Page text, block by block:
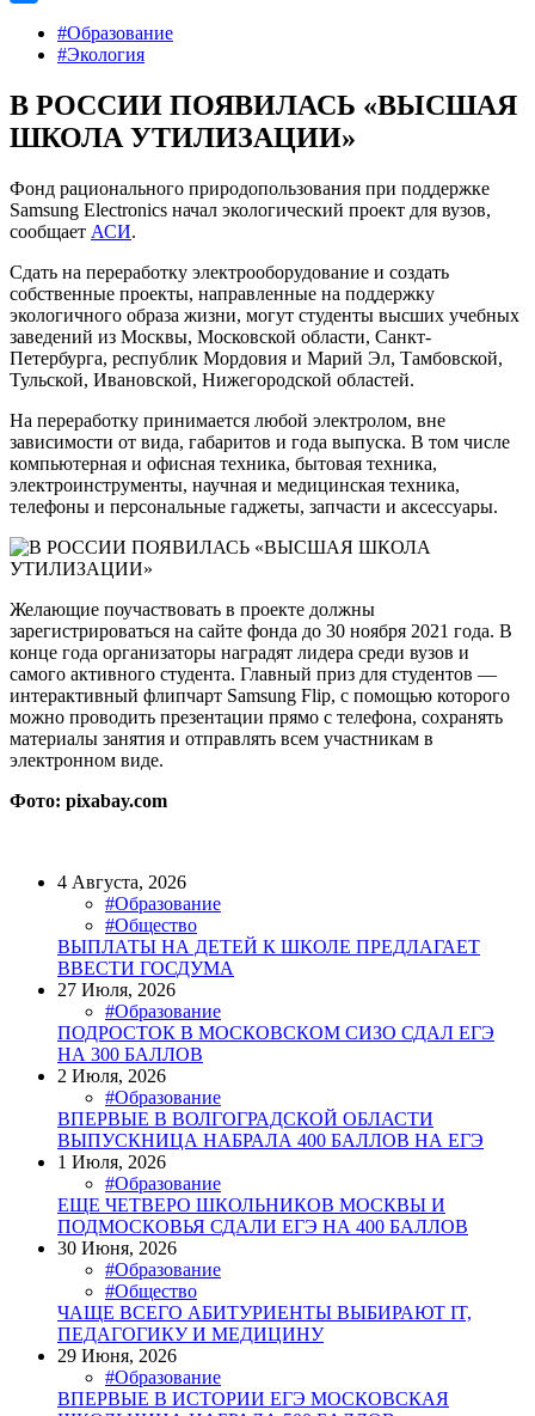
#Образование
#Экология
В РОССИИ ПОЯВИЛАСЬ «ВЫСШАЯ
ШКОЛА УТИЛИЗАЦИИ»
Фонд рационального природопользования при поддержке
Samsung Electronics начал экологический проект для вузов,
сообщает АСИ.
Сдать на переработку электрооборудование и создать
собственные проекты, направленные на поддержку
экологичного образа жизни, могут студенты высших учебных
заведений из Москвы, Московской области, Санкт-
Петербурга, республик Мордовия и Марий Эл, Тамбовской,
Тульской, Ивановской, Нижегородской областей.
На переработку принимается любой электролом, вне
зависимости от вида, габаритов и года выпуска. В том числе
компьютерная и офисная техника, бытовая техника,
электроинструменты, научная и медицинская техника,
телефоны и персональные гаджеты, запчасти и аксессуары.
Желающие поучаствовать в проекте должны
зарегистрироваться на сайте фонда до 30 ноября 2021 года. В
конце года организаторы наградят лидера среди вузов и
самого активного студента. Главный приз для студентов —
интерактивный флипчарт Samsung Flip, с помощью которого
можно проводить презентации прямо с телефона, сохранять
материалы занятия и отправлять всем участникам в
электронном виде.
Фото: pixabay.com
4 Августа, 2026
#Образование
#Общество
ВЫПЛАТЫ НА ДЕТЕЙ К ШКОЛЕ ПРЕДЛАГАЕТ
ВВЕСТИ ГОСДУМА
27 Июля, 2026
#Образование
ПОДРОСТОК В МОСКОВСКОМ СИЗО СДАЛ ЕГЭ
НА 300 БАЛЛОВ
2 Июля, 2026
#Образование
ВПЕРВЫЕ В ВОЛГОГРАДСКОЙ ОБЛАСТИ
ВЫПУСКНИЦА НАБРАЛА 400 БАЛЛОВ НА ЕГЭ
1 Июля, 2026
#Образование
ЕЩЕ ЧЕТВЕРО ШКОЛЬНИКОВ МОСКВЫ И
ПОДМОСКОВЬЯ СДАЛИ ЕГЭ НА 400 БАЛЛОВ
30 Июня, 2026
#Образование
#Общество
ЧАЩЕ ВСЕГО АБИТУРИЕНТЫ ВЫБИРАЮТ IT,
ПЕДАГОГИКУ И МЕДИЦИНУ
29 Июня, 2026
#Образование
ВПЕРВЫЕ В ИСТОРИИ ЕГЭ МОСКОВСКАЯ